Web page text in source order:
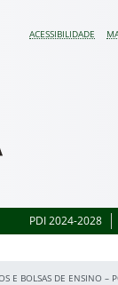
ACESSIBILIDADE
Sul
PDI 2024-2028
E BOLSAS DE ENSINO –